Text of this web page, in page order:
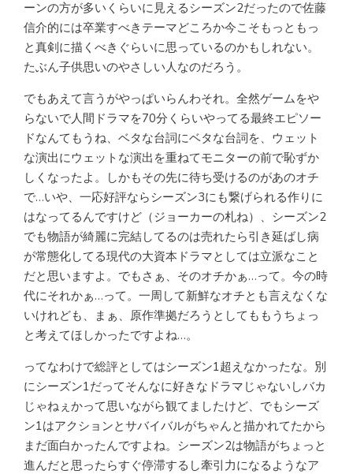
ーンの方が多いくらいに見えるシーズン2だったので佐藤
信介的には卒業すべきテーマどころか今こそもっともっ
と真剣に描くべきぐらいに思っているのかもしれない。
たぶん子供思いのやさしい人なのだろう。
でもあえて言うがやっぱいらんわそれ。全然ゲームをや
らないで人間ドラマを70分くらいやってる最終エピソー
ドなんてもうね、ベタな台詞にベタな台詞を、ウェット
な演出にウェットな演出を重ねてモニターの前で恥ずか
しくなったよ。しかもその先に待ち受けるのがあのオチ
で…いや、一応好評ならシーズン3にも繋げられる作りに
はなってるんですけど（ジョーカーの札ね）、シーズン2
でも物語が綺麗に完結してるのは売れたら引き延ばし病
が常態化してる現代の大資本ドラマとしては立派なこと
だと思いますよ。でもさぁ、そのオチかぁ…って。今の時
代にそれかぁ…って。一周して新鮮なオチとも言えなくな
いけれども、まぁ、原作準拠だろうとしてももうちょっ
と考えてほしかったですよね…。
ってなわけで総評としてはシーズン1超えなかったな。別
にシーズン1だってそんなに好きなドラマじゃないしバカ
じゃねぇかって思いながら観てましたけど、でもシーズ
ン1はアクションとサバイバルがちゃんと描かれてたから
まだ面白かったんですよね。シーズン2は物語がちょっと
進んだと思ったらすぐ停滞するし牽引力になるようなア